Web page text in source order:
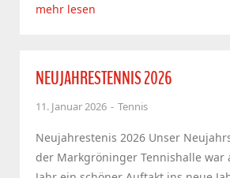
mehr lesen
NEUJAHRESTENNIS 2026
11. Januar 2026 Tennis
Neujahrestenis 2026 Unser
der Markgröninger Tennishalle war